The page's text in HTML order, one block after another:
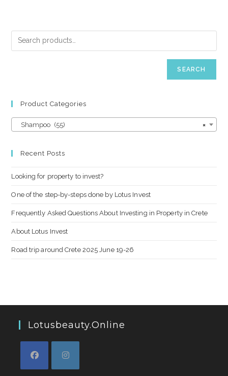
SEARCH
Product Categories
×
Shampoo (55)
Recent Posts
Looking for property to invest?
One of the step-by-steps done by Lotus Invest
Frequently Asked Questions About Investing in Property in Crete
About Lotus Invest
Road trip around Crete 2025 June 19-26
Lotusbeauty.online